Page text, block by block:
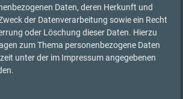
Daten, deren Herkunft und
der Datenverarbeitung sowie ein Recht
oder Löschung dieser Daten. Hierzu
zum Thema personenbezogene Daten
unter der im Impressum angegebenen